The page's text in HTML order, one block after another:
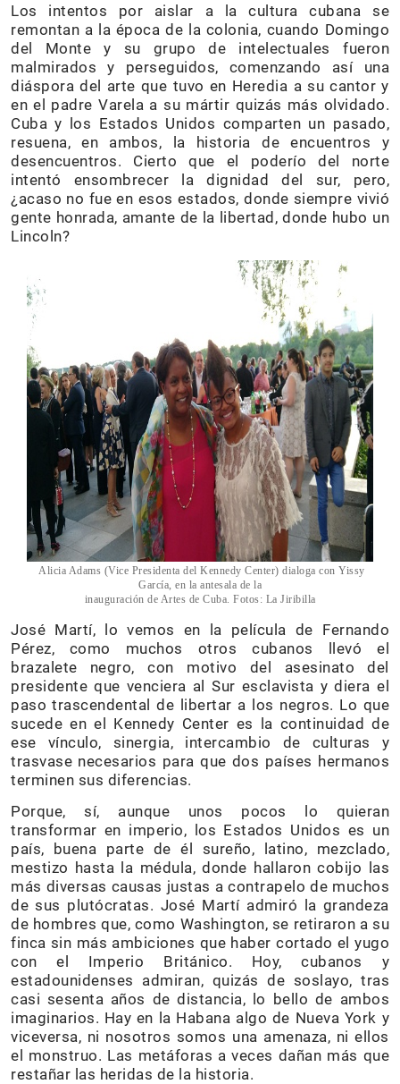
Los intentos por aislar a la cultura cubana se
remontan a la época de la colonia, cuando Domingo
del Monte y su grupo de intelectuales fueron
malmirados y perseguidos, comenzando así una
diáspora del arte que tuvo en Heredia a su cantor y
en el padre Varela a su mártir quizás más olvidado.
Cuba y los Estados Unidos comparten un pasado,
resuena, en ambos, la historia de encuentros y
desencuentros. Cierto que el poderío del norte
intentó ensombrecer la dignidad del sur, pero,
¿acaso no fue en esos estados, donde siempre vivió
gente honrada, amante de la libertad, donde hubo un
Lincoln?
Alicia Adams (Vice Presidenta del Kennedy Center) dialoga con Yissy
García, en la antesala de la
inauguración de Artes de Cuba. Fotos: La Jiribilla
José Martí, lo vemos en la película de Fernando
Pérez, como muchos otros cubanos llevó el
brazalete negro, con motivo del asesinato del
presidente que venciera al Sur esclavista y diera el
paso trascendental de libertar a los negros. Lo que
sucede en el Kennedy Center es la continuidad de
ese vínculo, sinergia, intercambio de culturas y
trasvase necesarios para que dos países hermanos
terminen sus diferencias.
Porque, sí, aunque unos pocos lo quieran
transformar en imperio, los Estados Unidos es un
país, buena parte de él sureño, latino, mezclado,
mestizo hasta la médula, donde hallaron cobijo las
más diversas causas justas a contrapelo de muchos
de sus plutócratas. José Martí admiró la grandeza
de hombres que, como Washington, se retiraron a su
finca sin más ambiciones que haber cortado el yugo
con el Imperio Británico. Hoy, cubanos y
estadounidenses admiran, quizás de soslayo, tras
casi sesenta años de distancia, lo bello de ambos
imaginarios. Hay en la Habana algo de Nueva York y
viceversa, ni nosotros somos una amenaza, ni ellos
el monstruo. Las metáforas a veces dañan más que
restañar las heridas de la historia.